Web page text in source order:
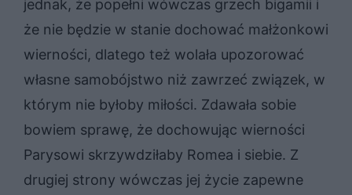
jednak, że popełni wówczas grzech bigamii i
że nie będzie w stanie dochować małżonkowi
wierności, dlatego też wolała upozorować
własne samobójstwo niż zawrzeć związek, w
którym nie byłoby miłości. Zdawała sobie
bowiem sprawę, że dochowując wierności
Parysowi skrzywdziłaby Romea i siebie. Z
drugiej strony wówczas jej życie zapewne